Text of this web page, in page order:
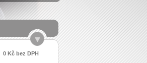
0 Kč bez DPH